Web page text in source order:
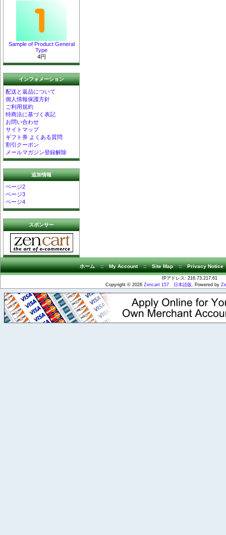
Sample of Product General
Type
4円
インフォメーション
配送と返品について
個人情報保護方針
ご利用規約
特商法に基づく表記
お問い合わせ
サイトマップ
ギフト券 よくある質問
割引クーポン
メールマガジン登録解除
追加情報
ページ2
ページ3
ページ4
スポンサー
ホーム :: My Account :: Site Map :: Privacy Notice
IPアドレス: 216.73.217.61
Copyright © 2026 Zencart 157 日本語版 . Powered by